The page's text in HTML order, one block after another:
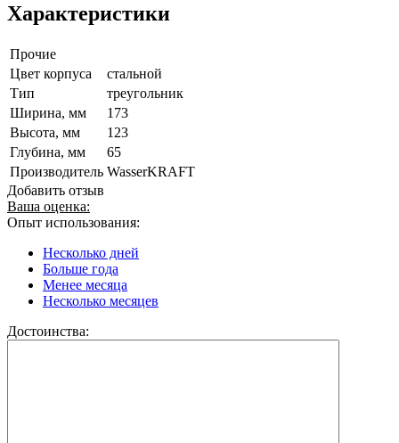
Характеристики
Прочие
Цвет корпуса
стальной
Тип
треугольник
Ширина, мм
173
Высота, мм
123
Глубина, мм
65
Производитель WasserKRAFT
Добавить отзыв
Ваша оценка:
Опыт использования:
Несколько дней
Больше года
Менее месяца
Несколько месяцев
Достоинства: